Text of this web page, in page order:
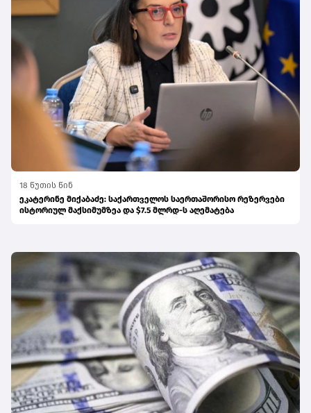
18 წუთის წინ
ეკატერინე მიქაბაძე: საქართველოს საერთაშორისო რეზერვები
ისტორიულ მაქსიმუმზეა და $7.5 მლრდ-ს აღემატება